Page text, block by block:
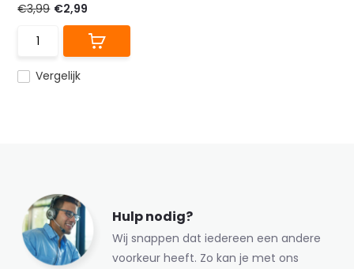
Vergelijk
€3,99 €2,99
Hulp nodig?
Wij snappen dat iedereen een andere
voorkeur heeft. Zo kan je met ons